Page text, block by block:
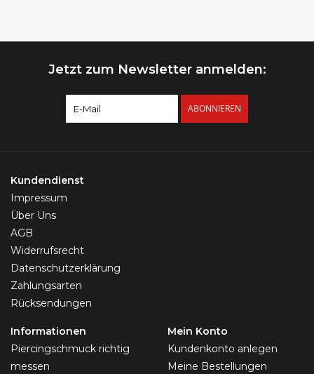
Jetzt zum Newsletter anmelden:
ABONNIEREN
Kundendienst
Impressum
Über Uns
AGB
Widerrufsrecht
Datenschutzerklärung
Zahlungsarten
Rücksendungen
Informationen
Piercingschmuck richtig
messen
Mein Konto
Kundenkonto anlegen
Meine Bestellungen